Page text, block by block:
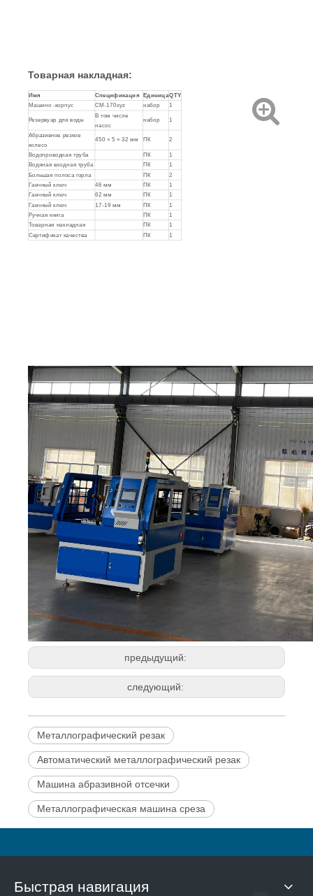
Товарная накладная:
Имя Спецификация ЕдиницаQTY
Машино -корпус
CM-170xyz набор 1
Резервуар для воды
В том числе
насос
набор 1
Абразивное резкое
колесо
450 × 5 × 32 мм ПК 2
Водопроводная труба ПК 1
Водяная входная труба ПК 1
Большая полоса горла ПК
2
Гаечный ключ
46 мм ПК
1
Гаечный ключ
62 мм ПК 1
Гаечный ключ 17-19 мм ПК 1
Ручная книга ПК
1
Товарная накладная
ПК
1
Сертификат качества
ПК 1
предыдущий:
следующий:
Металлографический резак
Автоматический металлографический резак
Машина абразивной отсечки
Металлографическая машина среза
Быстрая навигация